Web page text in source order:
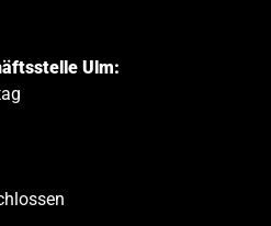
Ulm: